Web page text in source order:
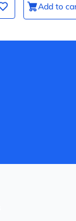
Add to